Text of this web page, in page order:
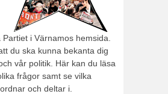
i Värnamos hemsida.
du ska kunna bekanta dig
vår politik. Här kan du läsa
frågor samt se vilka
och deltar i.